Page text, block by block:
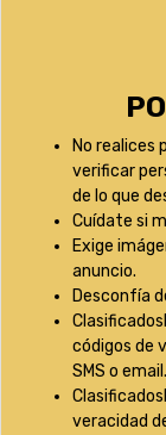
No realices
verificar
de lo que
Cuídate si
Exige
anuncio.
Desconfía
códigos de
SMS o email.
veracidad